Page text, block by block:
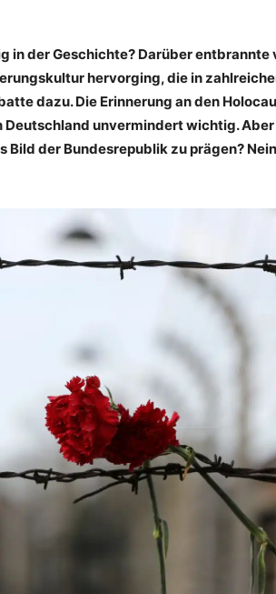
in der Geschichte? Darüber entbrannte
hervorging, die in
dazu. Die Erinnerung an den
unvermindert wichtig. Aber
Bild der Bundesrepublik zu prägen?